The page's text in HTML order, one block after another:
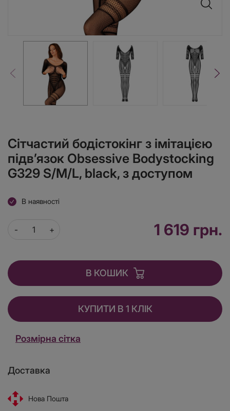
Сітчастий бодістокінг з імітацією
підв’язок Obsessive Bodystocking
G329 S/M/L, black, з доступом
В наявності
1 619 грн.
В КОШИК
КУПИТИ В 1 КЛІК
Розмірна сітка
Доставка
Нова Пошта